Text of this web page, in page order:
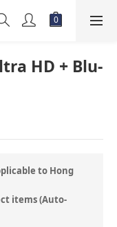
HD + Blu-
to Hong
items (Auto-